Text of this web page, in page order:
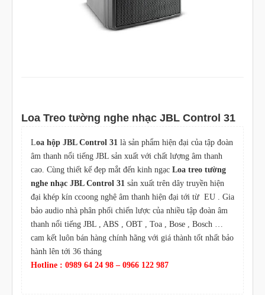
Loa Treo tường nghe nhạc JBL Control 31
Loa hộp JBL Control 31 là sản phẩm hiện đại của tập đoàn
âm thanh nổi tiếng JBL sản xuất với chất lượng âm thanh
cao. Cùng thiết kế đẹp mắt đến kinh ngạc Loa treo tường
nghe nhạc JBL Control 31 sản xuất trên dây truyền hiện
đại khép kín ccoong nghệ âm thanh hiện đại tới từ EU . Gia
bảo audio nhà phân phối chiến lược của nhiều tập đoàn âm
thanh nổi tiếng JBL , ABS , OBT , Toa , Bose , Bosch …
cam kết luôn bán hàng chính hãng với giá thành tốt nhất bảo
hành lên tới 36 tháng
Hotline : 0989 64 24 98 – 0966 122 987